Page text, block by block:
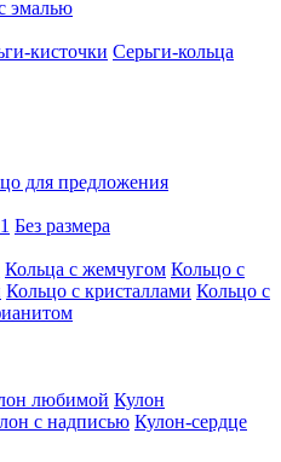
эмалью
кисточки Серьги-кольца
для предложения
Без размера
Кольца с жемчугом Кольцо с
Кольцо с кристаллами Кольцо с
любимой Кулон
с надписью Кулон-сердце